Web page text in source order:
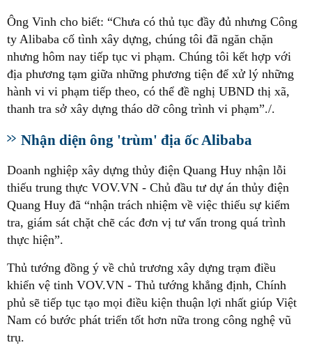
Ông Vinh cho biết: “Chưa có thủ tục đầy đủ nhưng Công
ty Alibaba cố tình xây dựng, chúng tôi đã ngăn chặn
nhưng hôm nay tiếp tục vi phạm. Chúng tôi kết hợp với
địa phương tạm giữa những phương tiện để xử lý những
hành vi vi phạm tiếp theo, có thể đề nghị UBND thị xã,
thanh tra sở xây dựng tháo dỡ công trình vi phạm”./.
Nhận diện ông 'trùm' địa ốc Alibaba
Doanh nghiệp xây dựng thủy điện Quang Huy nhận lỗi
thiếu trung thực VOV.VN - Chủ đầu tư dự án thủy điện
Quang Huy đã “nhận trách nhiệm về việc thiếu sự kiểm
tra, giám sát chặt chẽ các đơn vị tư vấn trong quá trình
thực hiện”.
Thủ tướng đồng ý về chủ trương xây dựng trạm điều
khiển vệ tinh VOV.VN - Thủ tướng khẳng định, Chính
phủ sẽ tiếp tục tạo mọi điều kiện thuận lợi nhất giúp Việt
Nam có bước phát triển tốt hơn nữa trong công nghệ vũ
trụ.